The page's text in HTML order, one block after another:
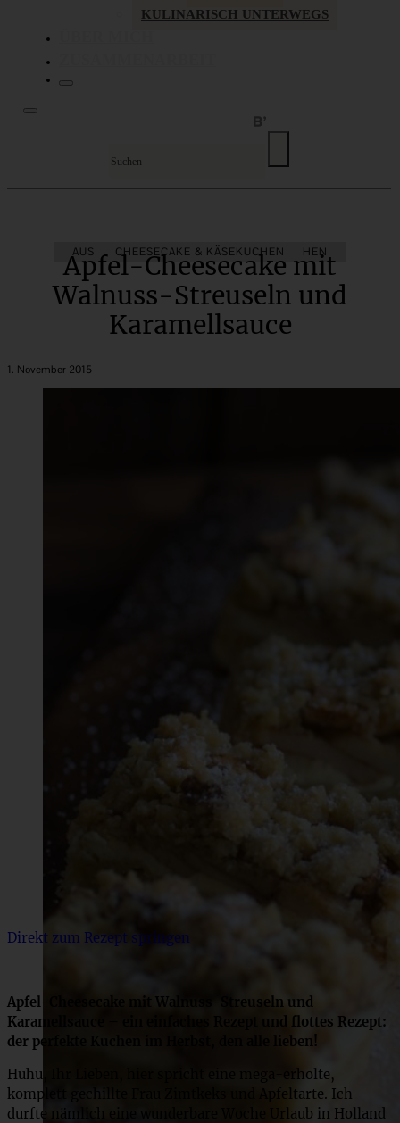
KULINARISCH UNTERWEGS
AUS DEM OBSTGARTEN BLECHKUCHEN
CHEESECAKE & KÄSEKUCHEN
Apfel-Cheesecake mit
Walnuss-Streuseln und
Karamellsauce
1. November 2015
Direkt zum Rezept springen
Apfel-Cheesecake mit Walnuss-Streuseln und
Karamellsauce – ein einfaches Rezept und flottes Rezept:
der perfekte Kuchen im Herbst, den alle lieben!
Huhu, Ihr Lieben, hier spricht eine mega-erholte,
komplett gechillte Frau Zimtkeks und Apfeltarte. Ich
durfte nämlich eine wunderbare Woche Urlaub in Holland